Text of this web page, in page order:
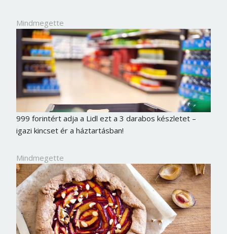
Mindmegette
999 forintért adja a Lidl ezt a 3 darabos készletet –
igazi kincset ér a háztartásban!
Mindmegette